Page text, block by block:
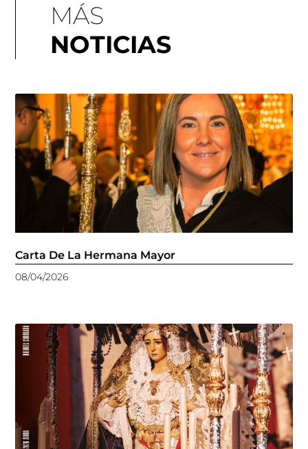
MÁS
NOTICIAS
Carta De La Hermana Mayor
08/04/2026